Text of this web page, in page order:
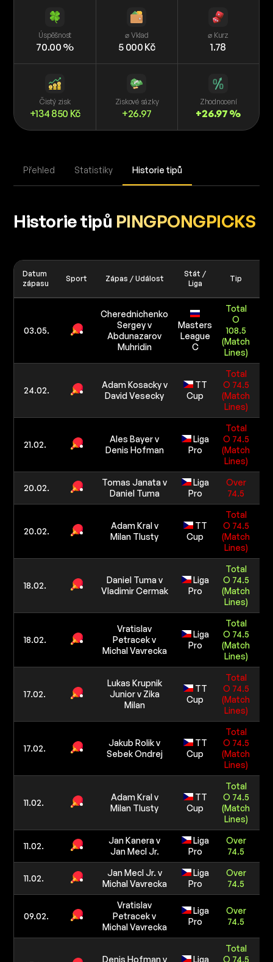
Úspěšnost
70.00 %
⌀ Vklad
5 000 Kč
⌀ Kurz
1.78
Čistý zisk
+134 850 Kč
Ziskové sázky
+26.97
Zhodnocení
+26.97 %
Přehled Statistiky Historie tipů
Historie tipů PINGPONGPICKS
Datum
zápasu
Sport Zápas / Událost
Stát /
Liga
Tip
03.05.
Cherednichenko
Sergey v
Abdunazarov
Muhridin
Masters
League
C
Total
O
108.5
(Match
Lines)
24.02.
Adam Kosacky v
David Vesecky
TT
Cup
Total
O 74.5
(Match
Lines)
21.02.
Ales Bayer v
Denis Hofman
Liga
Pro
Total
O 74.5
(Match
Lines)
20.02.
Tomas Janata v
Daniel Tuma
Liga
Pro
Over
74.5
20.02.
Adam Kral v
Milan Tlusty
TT
Cup
Total
O 74.5
(Match
Lines)
18.02.
Daniel Tuma v
Vladimir Cermak
Liga
Pro
Total
O 74.5
(Match
Lines)
18.02.
Vratislav
Petracek v
Michal Vavrecka
Liga
Pro
Total
O 74.5
(Match
Lines)
17.02.
Lukas Krupnik
Junior v Zika
Milan
TT
Cup
Total
O 74.5
(Match
Lines)
17.02.
Jakub Rolik v
Sebek Ondrej
TT
Cup
Total
O 74.5
(Match
Lines)
11.02.
Adam Kral v
Milan Tlusty
TT
Cup
Total
O 74.5
(Match
Lines)
11.02.
Jan Kanera v
Jan Mecl Jr.
Liga
Pro
Over
74.5
11.02.
Jan Mecl Jr. v
Michal Vavrecka
Liga
Pro
Over
74.5
09.02.
Vratislav
Petracek v
Michal Vavrecka
Liga
Pro
Over
74.5
Denis Hofman v Liga
Total
O 74.5